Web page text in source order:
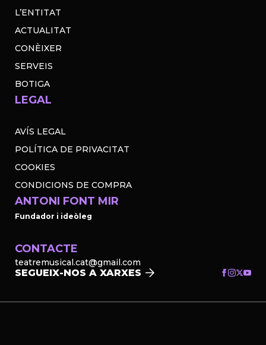
L’ENTITAT
ACTUALITAT
CONÈIXER
SERVEIS
BOTIGA
LEGAL
AVÍS LEGAL
POLÍTICA DE PRIVACITAT
COOKIES
CONDICIONS DE COMPRA
ANTONI FONT MIR
Fundador i ideòleg
CONTACTE
teatremusical.cat@gmail.com
SEGUEIX-NOS A XARXES